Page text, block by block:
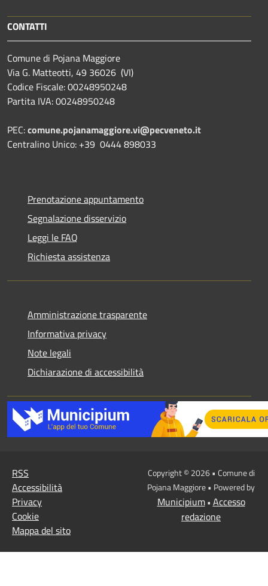
CONTATTI
Comune di Pojana Maggiore
Via G. Matteotti, 49 36026 (VI)
Codice Fiscale: 00248950248
Partita IVA: 00248950248
PEC:comune.pojanamaggiore.vi@pecveneto.it
Centralino Unico: +39 0444 898033
Prenotazione appuntamento
Segnalazione disservizio
Leggi le FAQ
Richiesta assistenza
Amministrazione trasparente
Informativa privacy
Note legali
Dichiarazione di accessibilità
RSS
Accessibilità
Privacy
Cookie
Mappa del sito
Copyright © 2026 • Comune di
Pojana Maggiore • Powered by
Municipium• Accesso
redazione